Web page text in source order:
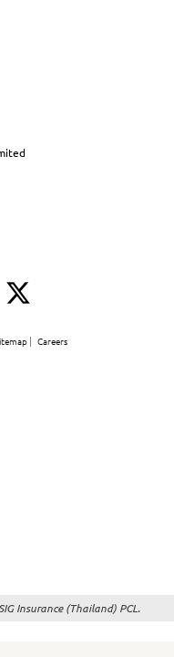
Careers
Insurance (Thailand) PCL.